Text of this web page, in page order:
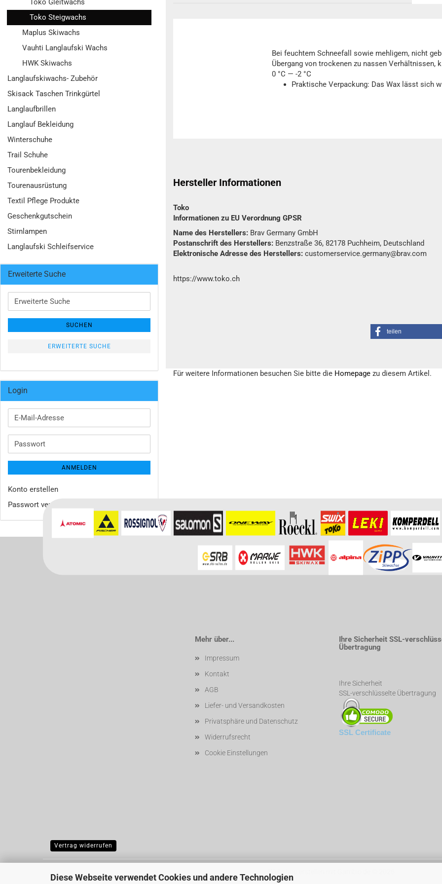
Diese Webseite verwendet Cookies und andere Technologien
Bei feuchtem Schneefall sowie mehligem, nicht
Übergang von trockenen zu nassen Verhältnissen,
0 °C — -2 °C
Praktische Verpackung: Das Wax lässt sich
Hersteller Informationen
Toko
Informationen zu EU Verordnung GPSR
Name des Herstellers: Brav Germany GmbH
Postanschrift des Herstellers: Benzstraße 36, 82178 Puchheim, Deutschland
Elektronische Adresse des Herstellers: customerservice.germany@brav.com
https://www.toko.ch
teilen
Für weitere Informationen besuchen Sie bitte die Homepage zu diesem Artikel.
Toko Gleitwachs
Toko Steigwachs
Maplus Skiwachs
Vauhti Langlaufski Wachs
HWK Skiwachs
Langlaufskiwachs- Zubehör
Skisack Taschen Trinkgürtel
Langlaufbrillen
Langlauf Bekleidung
Winterschuhe
Trail Schuhe
Tourenbekleidung
Tourenausrüstung
Textil Pflege Produkte
Geschenkgutschein
Stirnlampen
Langlaufski Schleifservice
Erweiterte Suche
Erweiterte
Suche
SUCHEN
ERWEITERTE SUCHE
Login
E-
Mail-
Passwort
ANMELDEN
Konto erstellen
Passwort vergessen?
Mehr über...
Impressum
Kontakt
AGB
Liefer- und Versandkosten
Privatsphäre und Datenschutz
Widerrufsrecht
Cookie Einstellungen
Ihre Sicherheit SSL-
Übertragung
Ihre Sicherheit
SSL-verschlüsselte Übertragung
SSL Certificate
Vertrag widerrufen